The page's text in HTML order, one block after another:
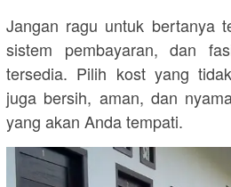
Jangan ragu untuk bertanya
sistem pembayaran, dan
tersedia. Pilih kost yang
juga bersih, aman, dan
yang akan Anda tempati.